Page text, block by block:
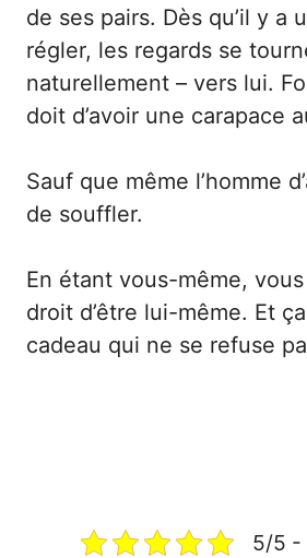
de ses pairs. Dès qu’il y a
régler, les regards se
naturellement – vers lui.
doit d’avoir une carapace
Sauf que même l’homme
de souffler.
En étant vous-même,
droit d’être lui-même. Et
cadeau qui ne se refuse
5/5 -